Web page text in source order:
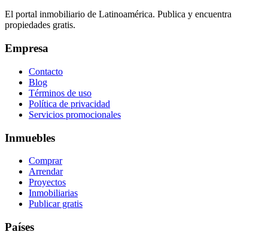
El portal inmobiliario de Latinoamérica. Publica y encuentra
propiedades gratis.
Empresa
Contacto
Blog
Términos de uso
Política de privacidad
Servicios promocionales
Inmuebles
Comprar
Arrendar
Proyectos
Inmobiliarias
Publicar gratis
Países